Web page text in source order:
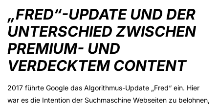
„FRED“-UPDATE UND DER
UNTERSCHIED ZWISCHEN
PREMIUM- UND
VERDECKTEM CONTENT
2017 führte Google das Algorithmus-Update „Fred“ ein. Hier
war es die Intention der Suchmaschine Webseiten zu belohnen,